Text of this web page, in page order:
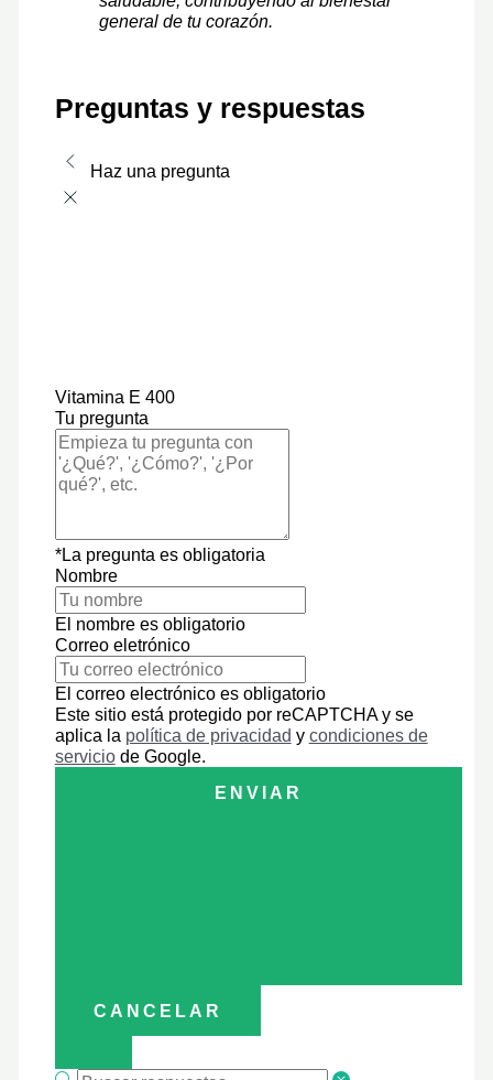
general de tu corazón.
Preguntas y respuestas
Haz una pregunta
Vitamina E 400
Tu pregunta
*La pregunta es obligatoria
Nombre
El nombre es obligatorio
Correo eletrónico
El correo electrónico es obligatorio
Este sitio está protegido por reCAPTCHA y se
aplica la política de privacidad y condiciones de
serviciode Google.
ENVIAR
CANCELAR